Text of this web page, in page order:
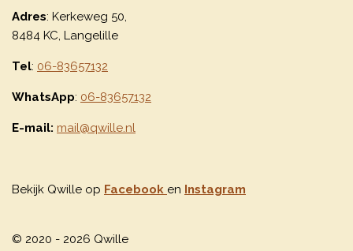
Adres: Kerkeweg 50,
8484 KC, Langelille
Tel: 06-83657132
WhatsApp: 06-83657132
E-mail: mail@qwille.nl
Bekijk Qwille op Facebook en Instagram
© 2020 - 2026 Qwille